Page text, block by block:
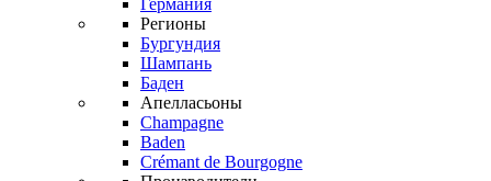
Германия
Регионы
Бургундия
Шампань
Баден
Апелласьоны
Champagne
Baden
Crémant de Bourgogne